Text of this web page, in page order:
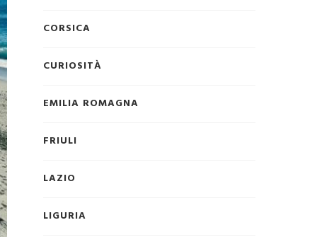
CORSICA
CURIOSITÀ
EMILIA ROMAGNA
FRIULI
LAZIO
LIGURIA